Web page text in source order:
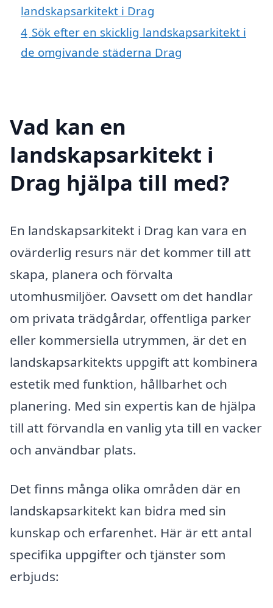
landskapsarkitekt i Drag
4 Sök efter en skicklig landskapsarkitekt i
de omgivande städerna Drag
Vad kan en
landskapsarkitekt i
Drag hjälpa till med?
En landskapsarkitekt i Drag kan vara en
ovärderlig resurs när det kommer till att
skapa, planera och förvalta
utomhusmiljöer. Oavsett om det handlar
om privata trädgårdar, offentliga parker
eller kommersiella utrymmen, är det en
landskapsarkitekts uppgift att kombinera
estetik med funktion, hållbarhet och
planering. Med sin expertis kan de hjälpa
till att förvandla en vanlig yta till en vacker
och användbar plats.
Det finns många olika områden där en
landskapsarkitekt kan bidra med sin
kunskap och erfarenhet. Här är ett antal
specifika uppgifter och tjänster som
erbjuds: